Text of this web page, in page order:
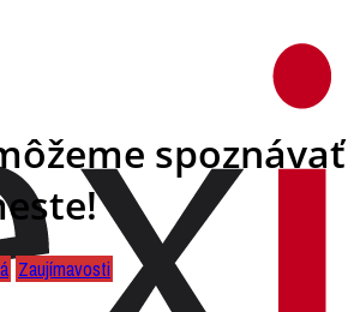
Zaujímavosti